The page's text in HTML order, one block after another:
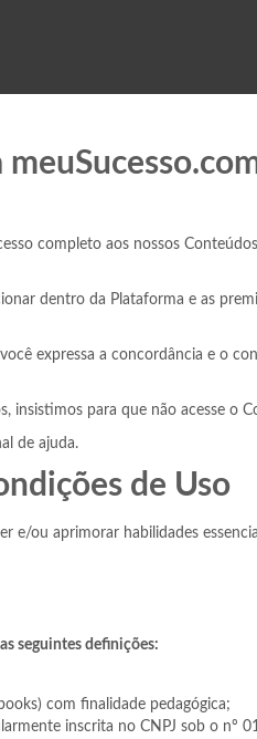
completo aos nossos
dentro da Plataforma e as
expressa a concordância e o
insistimos para que não acesse o
de ajuda.
de Uso
e/ou aprimorar habilidades
seguintes definições:
com finalidade pedagógica;
inscrita no CNPJ sob o